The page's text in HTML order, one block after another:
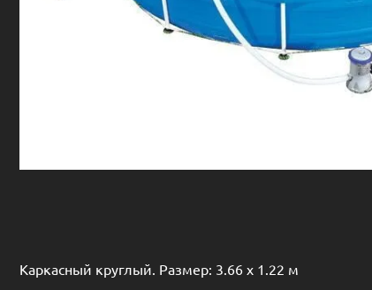
Каркасный круглый. Размер: 3.66 х 1.22 м